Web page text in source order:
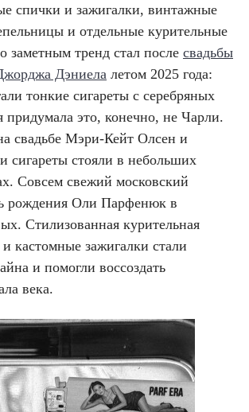
спички и зажигалки, винтажные
и отдельные курительные
заметным тренд стал после свадьбы
Дэниела летом 2025 года:
тонкие сигареты с серебряных
придумала это, конечно, не Чарли.
свадьбе Мэри-Кейт Олсен и
сигареты стояли в небольших
Совсем свежий московский
рождения Оли Парфенюк в
Стилизованная курительная
кастомные зажигалки стали
и помогли воссоздать
века.